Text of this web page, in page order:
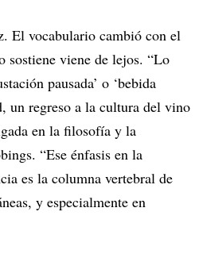
El vocabulario cambió con el
sostiene viene de lejos. “Lo
pausada’ o ‘bebida
un regreso a la cultura del vino
en la filosofía y la
“Ese énfasis en la
es la columna vertebral de
y especialmente en